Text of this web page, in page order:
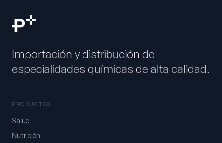
Importación y distribución de
especialidades químicas de alta calidad.
PRODUCTOS
Salud
Nutrición